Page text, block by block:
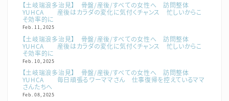
【土岐瑞浪多治見】 骨盤/産後/すべての女性へ 訪問整体
YUHCA 産後はカラダの変化に気付くチャンス 忙しいからこ
そ効率的に
Feb. 11, 2025
【土岐瑞浪多治見】 骨盤/産後/すべての女性へ 訪問整体
YUHCA 産後はカラダの変化に気付くチャンス 忙しいからこ
そ効率的に
Feb. 10, 2025
【土岐瑞浪多治見】 骨盤/産後/すべての女性へ 訪問整体
YUHCA 毎日頑張るワーママさん 仕事復帰を控えているママ
さんたちへ
Feb. 08, 2025